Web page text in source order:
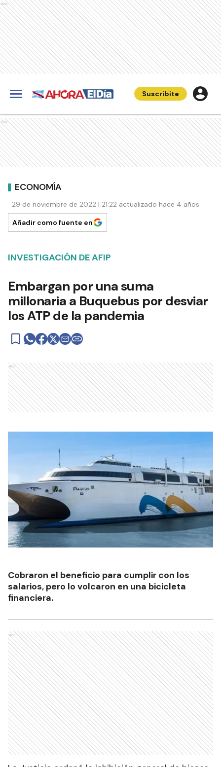
Ads
Suscribite
Ads
ECONOMÍA
29 de noviembre de 2022 | 21:22 actualizado hace 4 años
Añadir como fuente en
INVESTIGACIÓN DE AFIP
Embargan por una suma
millonaria a Buquebus por desviar
los ATP de la pandemia
Ads
Cobraron el beneficio para cumplir con los
salarios, pero lo volcaron en una bicicleta
financiera.
Ads